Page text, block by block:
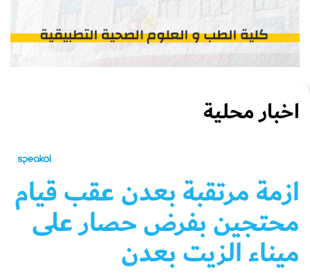
اخبار محلية
ازمة مرتقبة بعدن عقب قيام
محتجين بفرض حصار على
ميناء الزيت بعدن